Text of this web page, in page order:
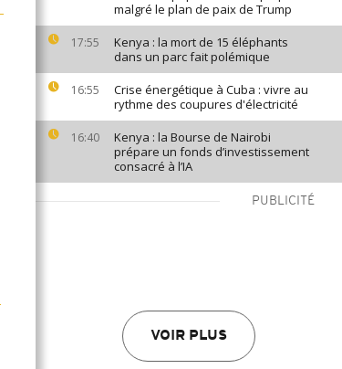
malgré le plan de paix de Trump
17:55
Kenya : la mort de 15 éléphants
dans un parc fait polémique
16:55
Crise énergétique à Cuba : vivre au
rythme des coupures d'électricité
16:40
Kenya : la Bourse de Nairobi
prépare un fonds d’investissement
consacré à l’IA
PUBLICITÉ
VOIR PLUS